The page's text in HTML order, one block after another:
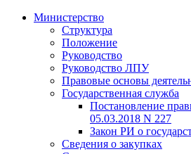
Министерство
Структура
Положение
Руководство
Руководство ЛПУ
Правовые основы
Государственная служба
Постановление
05.03.2018 N 227
Закон РИ о
Сведения о закупках